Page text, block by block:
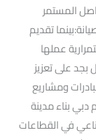
المستمر
تقديم
عملها
بجد على تعزيز
ومشاريع
دبي بناء مدينة
في القطاعات